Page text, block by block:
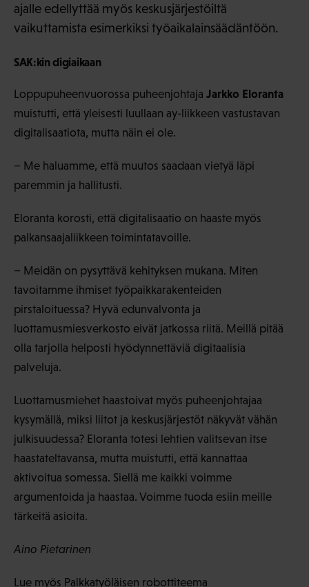
ajalle edellyttää myös keskusjärjestöiltä
vaikuttamista esimerkiksi työaikalainsäädäntöön.
SAK:kin digiaikaan
Loppupuheenvuorossa puheenjohtaja Jarkko Eloranta
muistutti, että yleisesti luullaan ay-liikkeen vastustavan
digitalisaatiota, mutta näin ei ole.
− Me haluamme, että muutos saadaan vietyä läpi
paremmin ja hallitusti.
Eloranta korosti, että digitalisaatio on haaste myös
palkansaajaliikkeen toimintatavoille.
− Meidän on pysyttävä kehityksen mukana. Miten
tavoitamme ihmiset työpaikkarakenteiden
pirstaloituessa? Hyvä edunvalvonta ja
luottamusmiesverkosto eivät jatkossa riitä. Meillä pitää
olla tarjolla helposti hyödynnettäviä digitaalisia
palveluja.
Luottamusmiehet haastoivat myös puheenjohtajaa
kysymällä, miksi liitot ja keskusjärjestöt näkyvät vähän
julkisuudessa? Eloranta totesi lehtien valitsevan itse
haastateltavansa, mutta muistutti, että kannattaa
aktivoitua somessa. Siellä me kaikki voimme
argumentoida ja haastaa. Voimme tuoda esiin meille
tärkeitä asioita.
Aino Pietarinen
Lue myös Palkkatyöläisen robottiteema